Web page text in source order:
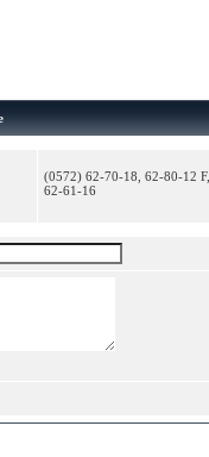
(0572) 62-70-18, 62-80-12 F,
62-61-16